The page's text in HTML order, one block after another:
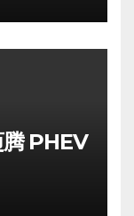
PHEV